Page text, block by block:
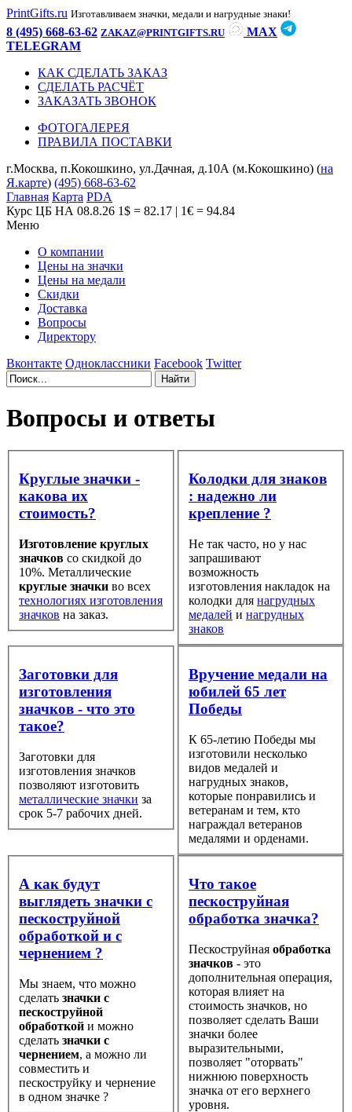
PrintGifts.ru Изготавливаем значки, медали и нагрудные знаки!
8 (495) 668-63-62 ZAKAZ@PRINTGIFTS.RU
MAX
TELEGRAM
КАК СДЕЛАТЬ ЗАКАЗ
СДЕЛАТЬ РАСЧЁТ
ЗАКАЗАТЬ ЗВОНОК
ФОТОГАЛЕРЕЯ
ПРАВИЛА ПОСТАВКИ
г.Москва, п.Кокошкино, ул.Дачная, д.10А (м.Кокошкино) (на
Я.карте) (495) 668-63-62
Главная Карта PDA
Курс ЦБ НА 08.8.26 1$ = 82.17 | 1€ = 94.84
Меню
О компании
Цены на значки
Цены на медали
Скидки
Доставка
Вопросы
Директору
Вконтакте Одноклассники Facebook Twitter
Вопросы и ответы
Круглые значки -
какова их
стоимость?
Изготовление круглых
значков со скидкой до
10%. Металлические
круглые значки во всех
технологиях изготовления
значков на заказ.
Колодки для знаков
: надежно ли
крепление ?
Не так часто, но у нас
запрашивают
возможность
изготовления накладок на
колодки для нагрудных
медалей и нагрудных
знаков
Заготовки для
изготовления
значков - что это
такое?
Заготовки для
изготовления значков
позволяют изготовить
металлические значки за
срок 5-7 рабочих дней.
Вручение медали на
юбилей 65 лет
Победы
К 65-летию Победы мы
изготовили несколько
видов медалей и
нагрудных знаков,
которые понравились и
ветеранам и тем, кто
награждал ветеранов
медалями и орденами.
А как будут
выглядеть значки с
пескоструйной
обработкой и с
чернением ?
Мы знаем, что можно
сделать значки с
пескоструйной
обработкой и можно
сделать значки с
чернением, а можно ли
совместить и
пескоструйку и чернение
в одном значке ?
Что такое
пескоструйная
обработка значка?
Пескоструйная обработка
значков - это
дополнительная операция,
которая влияет на
стоимость значков, но
позволяет сделать Ваши
значки более
выразительными,
позволяет "оторвать"
нижнюю поверхность
значка от его верхнего
уровня.